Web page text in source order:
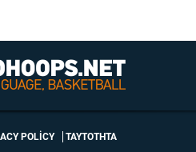
POLICY ΤΑΥΤΟΤΗΤΑ